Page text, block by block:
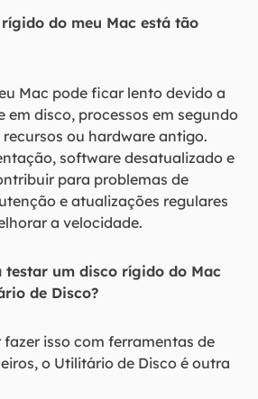
do meu Mac está tão
Mac pode ficar lento devido a
em disco, processos em segundo
ou hardware antigo.
software desatualizado e
para problemas de
e atualizações regulares
a velocidade.
testar um disco rígido do Mac
de Disco?
fazer isso com ferramentas de
o Utilitário de Disco é outra